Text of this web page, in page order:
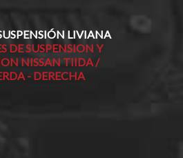
LIVIANA
DE SUSPENSION Y
NISSAN TIIDA /
- DERECHA